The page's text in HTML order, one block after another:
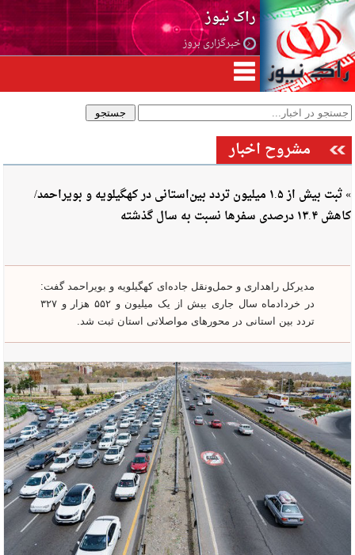
راک نیوز
خبرگزاری بروز
مشروح اخبار
» ثبت بیش از ۱.۵ میلیون تردد بین‌استانی در کهگیلویه و بویراحمد/
کاهش ۱۳.۴ درصدی سفرها نسبت به سال گذشته
مدیرکل راهداری و حمل‌ونقل جاده‌ای کهگیلویه و بویراحمد گفت:
در خردادماه سال جاری بیش از یک میلیون و ۵۵۲ هزار و ۳۲۷
تردد بین استانی در محورهای مواصلاتی استان ثبت شد.